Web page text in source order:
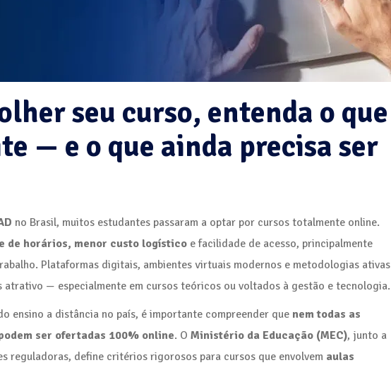
seu curso, entenda o que
— e o que ainda precisa ser
no Brasil, muitos estudantes passaram a optar por cursos totalmente online.
de horários, menor custo logístico e facilidade de acesso, principalmente
Plataformas digitais, ambientes virtuais modernos e metodologias ativas
atrativo — especialmente em cursos teóricos ou voltados à gestão e tecnologia.
ensino a distância no país, é importante compreender que nem todas as
ser ofertadas 100% online. O Ministério da Educação (MEC), junto a
reguladoras, define critérios rigorosos para cursos que envolvem aulas